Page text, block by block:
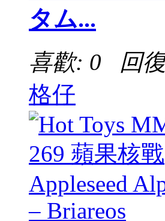
タム...
喜歡: 0 回
格仔